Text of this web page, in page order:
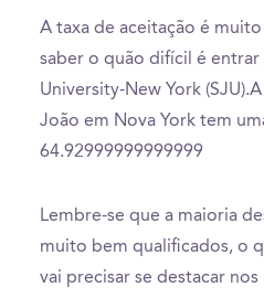
A taxa de aceitação é
saber o quão difícil é entrar
University-New York
João em Nova York tem
64.92999999999999
Lembre-se que a maioria
muito bem qualificados, o
vai precisar se destacar